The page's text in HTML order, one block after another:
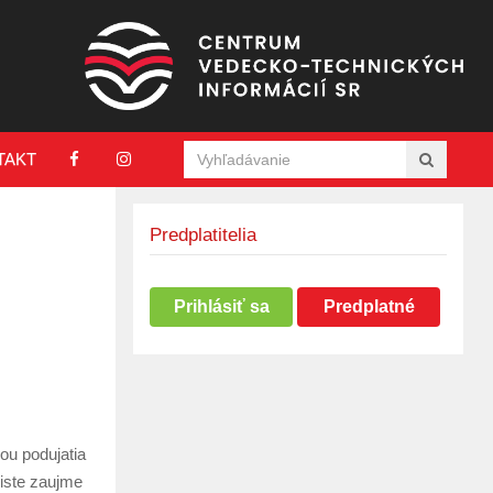
podujatia
zaujme
Predplatitelia
Prihlásiť sa Predplatné